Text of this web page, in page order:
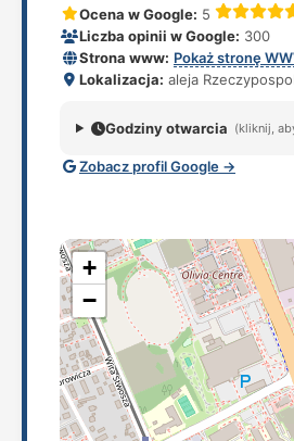
Ocena w Google: 5
Liczba opinii w Google: 300
Strona www: Pokaż stronę
Lokalizacja: aleja
Godziny otwarcia (kliknij,
Zobacz profil Google →
+
−